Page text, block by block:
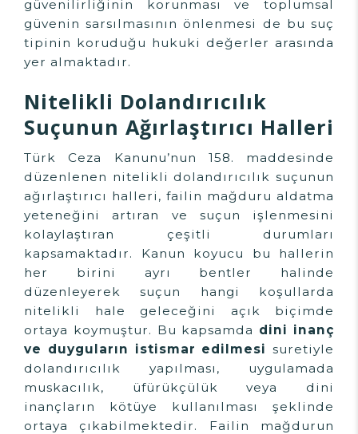
güvenilirliğinin korunması ve toplumsal
güvenin sarsılmasının önlenmesi de bu suç
tipinin koruduğu hukuki değerler arasında
yer almaktadır.
Nitelikli Dolandırıcılık
Suçunun Ağırlaştırıcı Halleri
Türk Ceza Kanunu’nun 158. maddesinde
düzenlenen nitelikli dolandırıcılık suçunun
ağırlaştırıcı halleri, failin mağduru aldatma
yeteneğini artıran ve suçun işlenmesini
kolaylaştıran çeşitli durumları
kapsamaktadır. Kanun koyucu bu hallerin
her birini ayrı bentler halinde
düzenleyerek suçun hangi koşullarda
nitelikli hale geleceğini açık biçimde
ortaya koymuştur. Bu kapsamda dini inanç
ve duyguların istismar edilmesi suretiyle
dolandırıcılık yapılması, uygulamada
muskacılık, üfürükçülük veya dini
inançların kötüye kullanılması şeklinde
ortaya çıkabilmektedir. Failin mağdurun